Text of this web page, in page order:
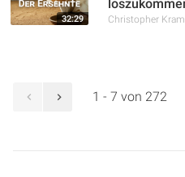
32:29 Christopher
1 - 7 von 272